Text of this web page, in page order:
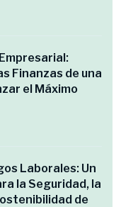
Finanzas de una
el Máximo
Laborales: Un
la Seguridad, la
de